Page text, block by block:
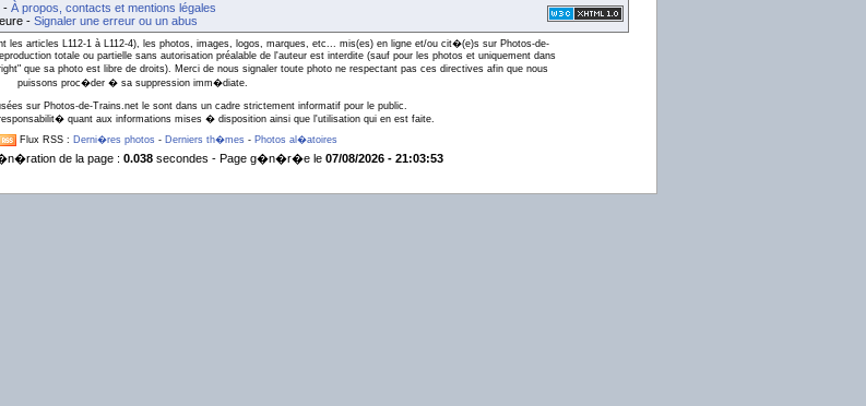
- À propos, contacts et mentions légales
- Signaler une erreur ou un abus
les articles L112-1 à L112-4), les photos, images, logos, marques, etc... mis(es) en ligne et/ou cit�(e)s sur Photos-de-
totale ou partielle sans autorisation préalable de l'auteur est interdite (sauf pour les photos et uniquement dans
que sa photo est libre de droits). Merci de nous signaler toute photo ne respectant pas ces directives afin que nous
puissons proc�der � sa suppression imm�diate.
sur Photos-de-Trains.net le sont dans un cadre strictement informatif pour le public.
quant aux informations mises � disposition ainsi que l'utilisation qui en est faite.
Flux RSS : Derni�res photos - Derniers th�mes - Photos al�atoires
de la page : 0.038secondes - Page g�n�r�e le 07/08/2026 - 21:03:53